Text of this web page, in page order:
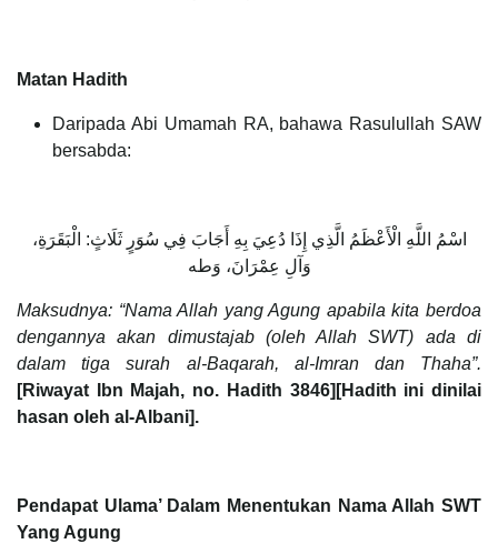
Matan Hadith
Daripada Abi Umamah RA, bahawa Rasulullah SAW
bersabda:
اسْمُ اللَّهِ الْأَعْظَمُ الَّذِي إِذَا دُعِيَ بِهِ أَجَابَ فِي سُوَرٍ ثَلَاثٍ: الْبَقَرَةِ،
وَآلِ عِمْرَانَ، وَطه
Maksudnya: “Nama Allah yang Agung apabila kita berdoa
dengannya akan dimustajab (oleh Allah SWT) ada di
dalam tiga surah al-Baqarah, al-Imran dan Thaha”.
[Riwayat Ibn Majah, no. Hadith 3846][Hadith ini dinilai
hasan oleh al-Albani].
Pendapat Ulama’ Dalam Menentukan Nama Allah SWT
Yang Agung